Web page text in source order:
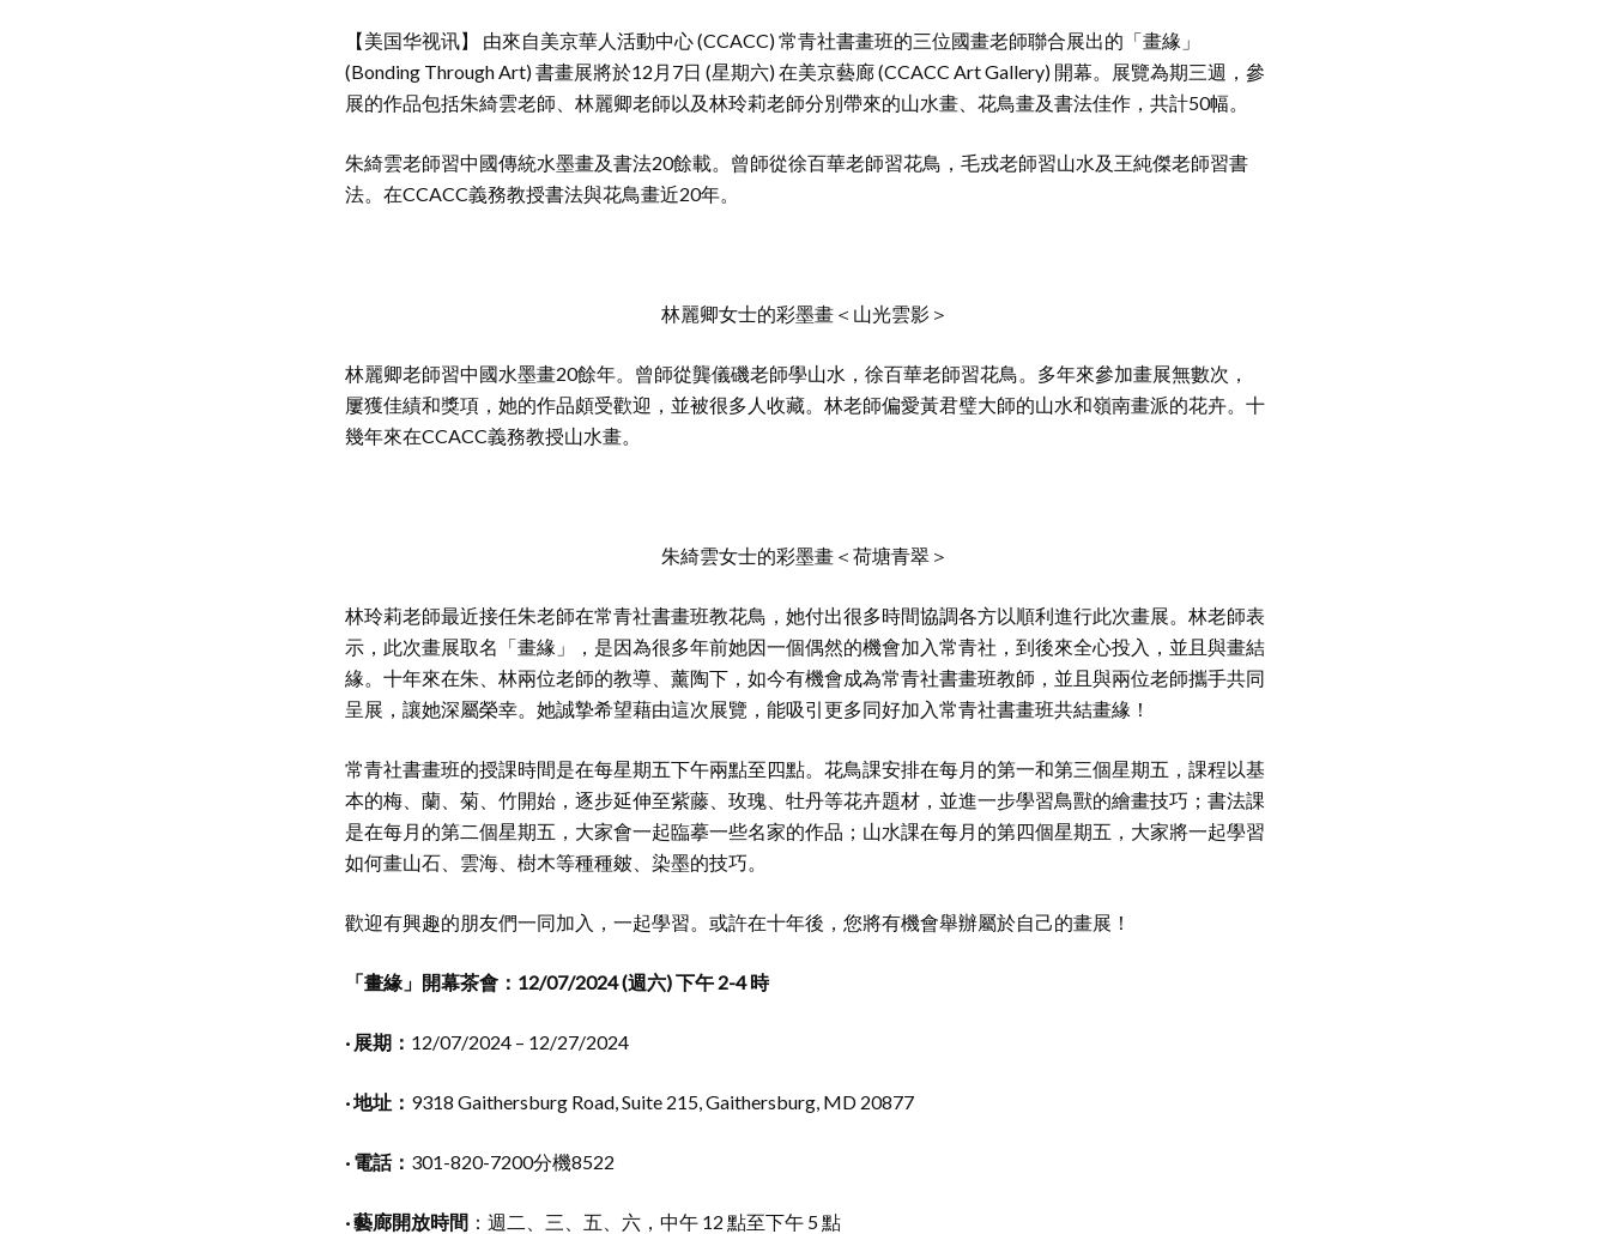
【美国华视讯】 由來自美京華人活動中心 (CCACC) 常青社書畫班的三位國畫老師聯合展出的「畫緣」
(Bonding Through Art) 書畫展將於12月7日 (星期六) 在美京藝廊 (CCACC Art Gallery) 開幕。展覽為期三週，參
展的作品包括朱綺雲老師、林麗卿老師以及林玲莉老師分別帶來的山水畫、花鳥畫及書法佳作，共計50幅。
朱綺雲老師習中國傳統水墨畫及書法20餘載。曾師從徐百華老師習花鳥，毛戎老師習山水及王純傑老師習書
法。在CCACC義務教授書法與花鳥畫近20年。
林麗卿女士的彩墨畫＜山光雲影＞
林麗卿老師習中國水墨畫20餘年。曾師從龔儀磯老師學山水，徐百華老師習花鳥。多年來參加畫展無數次，
屢獲佳績和獎項，她的作品頗受歡迎，並被很多人收藏。林老師偏愛黃君璧大師的山水和嶺南畫派的花卉。十
幾年來在CCACC義務教授山水畫。
朱綺雲女士的彩墨畫＜荷塘青翠＞
林玲莉老師最近接任朱老師在常青社書畫班教花鳥，她付出很多時間協調各方以順利進行此次畫展。林老師表
示，此次畫展取名「畫緣」，是因為很多年前她因一個偶然的機會加入常青社，到後來全心投入，並且與畫結
緣。十年來在朱、林兩位老師的教導、薰陶下，如今有機會成為常青社書畫班教師，並且與兩位老師攜手共同
呈展，讓她深屬榮幸。她誠摯希望藉由這次展覽，能吸引更多同好加入常青社書畫班共結畫緣！
常青社書畫班的授課時間是在每星期五下午兩點至四點。花鳥課安排在每月的第一和第三個星期五，課程以基
本的梅、蘭、菊、竹開始，逐步延伸至紫藤、玫瑰、牡丹等花卉題材，並進一步學習鳥獸的繪畫技巧；書法課
是在每月的第二個星期五，大家會一起臨摹一些名家的作品；山水課在每月的第四個星期五，大家將一起學習
如何畫山石、雲海、樹木等種種皴、染墨的技巧。
歡迎有興趣的朋友們一同加入，一起學習。或許在十年後，您將有機會舉辦屬於自己的畫展！
「畫緣」開幕茶會：12/07/2024 (週六) 下午 2-4 時
· 展期： 12/07/2024 – 12/27/2024
· 地址： 9318 Gaithersburg Road, Suite 215, Gaithersburg, MD 20877
· 電話： 301-820-7200分機8522
· 藝廊開放時間 ：週二、三、五、六，中午 12 點至下午 5 點